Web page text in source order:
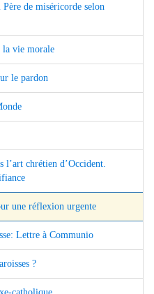
de miséricorde selon
la vie morale
le pardon
chrétien d’Occident.
une réflexion urgente
Lettre à Communio
?